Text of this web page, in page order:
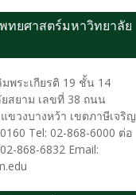
ทยศาสตร์มหาวิทยาลัย
พระเกียรติ 19 ชั้น 14
สยาม เลขที่ 38 ถนน
ขวงบางหว้า เขตภาษีเจริญ
Tel: 02-868-6000 ต่อ
868-6832 Email: